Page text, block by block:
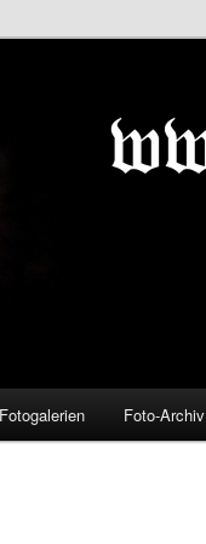
Fotogalerien Foto-Archiv